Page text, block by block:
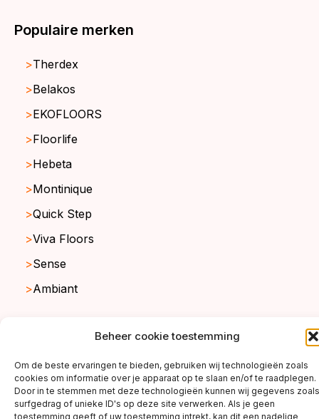
Beheer cookie toestemming
Om de beste ervaringen te bieden, gebruiken wij technologieën zoals
cookies om informatie over je apparaat op te slaan en/of te raadplegen.
Door in te stemmen met deze technologieën kunnen wij gegevens zoals
surfgedrag of unieke ID's op deze site verwerken. Als je geen
toestemming geeft of uw toestemming intrekt, kan dit een nadelige
Populaire merken
Therdex
Belakos
EKOFLOORS
Floorlife
Hebeta
Montinique
Quick Step
Viva Floors
Sense
Ambiant